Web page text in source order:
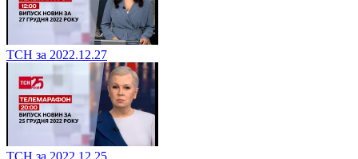
ТСН за 2022.12.27
ТСН за 2022.12.25